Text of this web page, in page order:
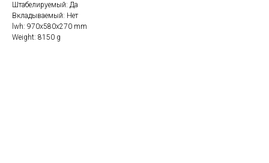
Штабелируемый: Да
Вкладываемый: Нет
lwh: 970x580x270 mm
Weight: 8150 g